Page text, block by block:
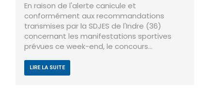
En raison de l'alerte canicule et
conformément aux recommandations
transmises par la SDJES de l'Indre (36)
concernant les manifestations sportives
prévues ce week-end, le concours…
LIRE LA SUITE